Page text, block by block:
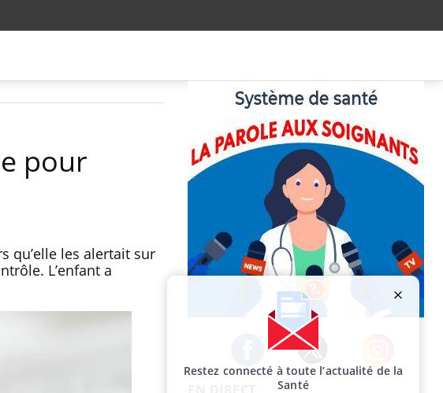
pour
qu’elle les alertait sur
L’enfant a
Facebook Twitter Instagram
Restez connecté à toute l’actualité de la
Santé